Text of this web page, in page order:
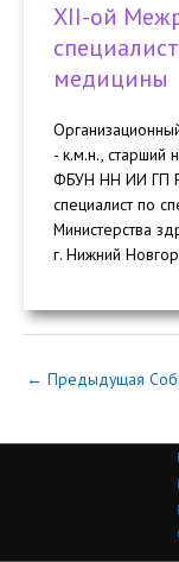
ХII-ой
медицины
- к.м.н., старший
ФБУН НН ИИ ГП
специалист по
Министерства
г. Нижний
← Предыдущая